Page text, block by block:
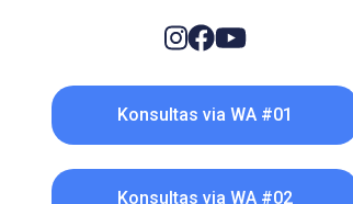
Konsultas via WA #01
Konsultas via WA #02